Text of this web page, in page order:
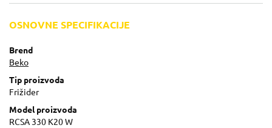
OSNOVNE SPECIFIKACIJE
Brend
Beko
Tip proizvoda
Frižider
Model proizvoda
RCSA 330 K20 W